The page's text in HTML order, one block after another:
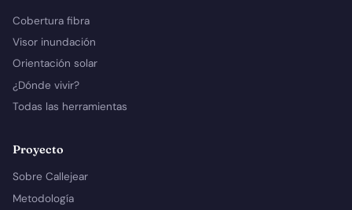
Cobertura fibra
Visor inundación
Orientación solar
¿Dónde vivir?
Todas las herramientas
Proyecto
Sobre Callejear
Metodología